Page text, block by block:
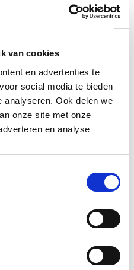
van cookies
en advertenties te
social media te bieden
analyseren. Ook delen we
onze site met onze
en analyse